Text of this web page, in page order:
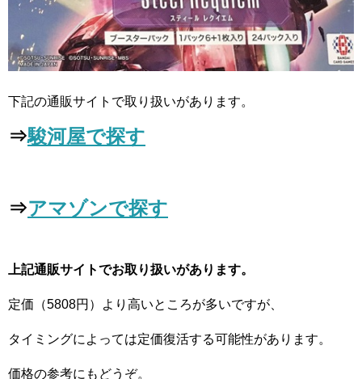
下記の通販サイトで取り扱いがあります。
⇒駿河屋で探す
⇒アマゾンで探す
上記通販サイトでお取り扱いがあります。
定価（5808円）より高いところが多いですが、
タイミングによっては定価復活する可能性があります。
価格の参考にもどうぞ。